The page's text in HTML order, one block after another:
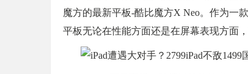
魔方的最新平板-酷比魔方X Neo。作为一
平板无论在性能方面还是在屏幕表现方面